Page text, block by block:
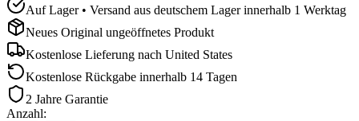
Auf Lager • Versand aus deutschem Lager innerhalb 1 Werktag
Neues Original ungeöffnetes Produkt
Kostenlose Lieferung nach United States
Kostenlose Rückgabe innerhalb 14 Tagen
2 Jahre Garantie
Anzahl: